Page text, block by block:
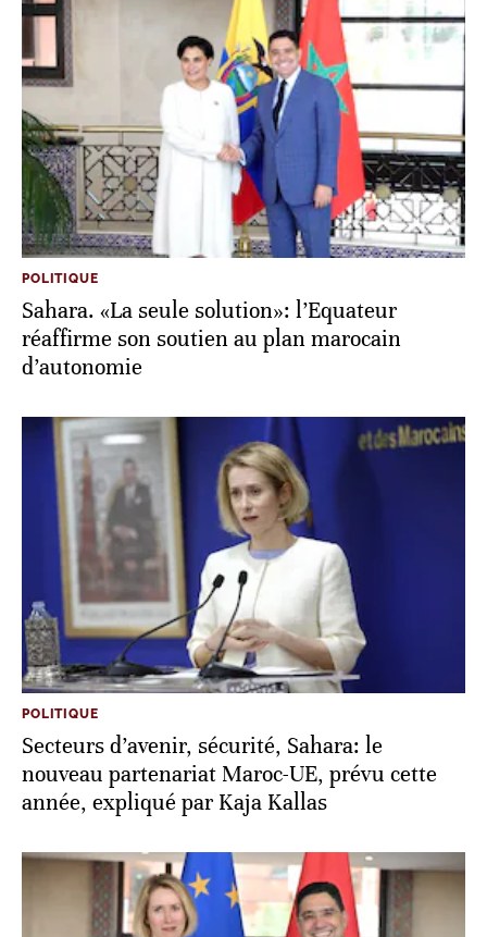
POLITIQUE
Sahara. «La seule solution»: l’Equateur
réaffirme son soutien au plan marocain
d’autonomie
POLITIQUE
Secteurs d’avenir, sécurité, Sahara: le
nouveau partenariat Maroc-UE, prévu cette
année, expliqué par Kaja Kallas